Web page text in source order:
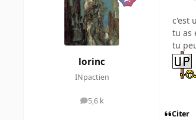
lorinc
INpactien
5,6 k
messages
c'est
tu as
tu
Citer